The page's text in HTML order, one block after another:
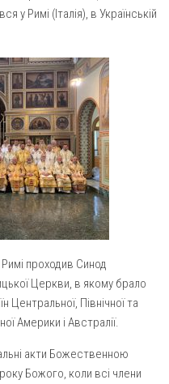
Люботин)
(с. Вільча)
(м. Лозова)
Богородиці (смт
Богородиці м. Берестин
народу (м. Полтава)
(м. Полтава)
Пригарівка)
Богородиці (с. Шевченки)
у Римі (Італія), в Українській
проходив Синод
Церкви, в якому брало
Центральної, Північної та
Америки і Австралiї.
акти Божественною
Божого, коли всі члени